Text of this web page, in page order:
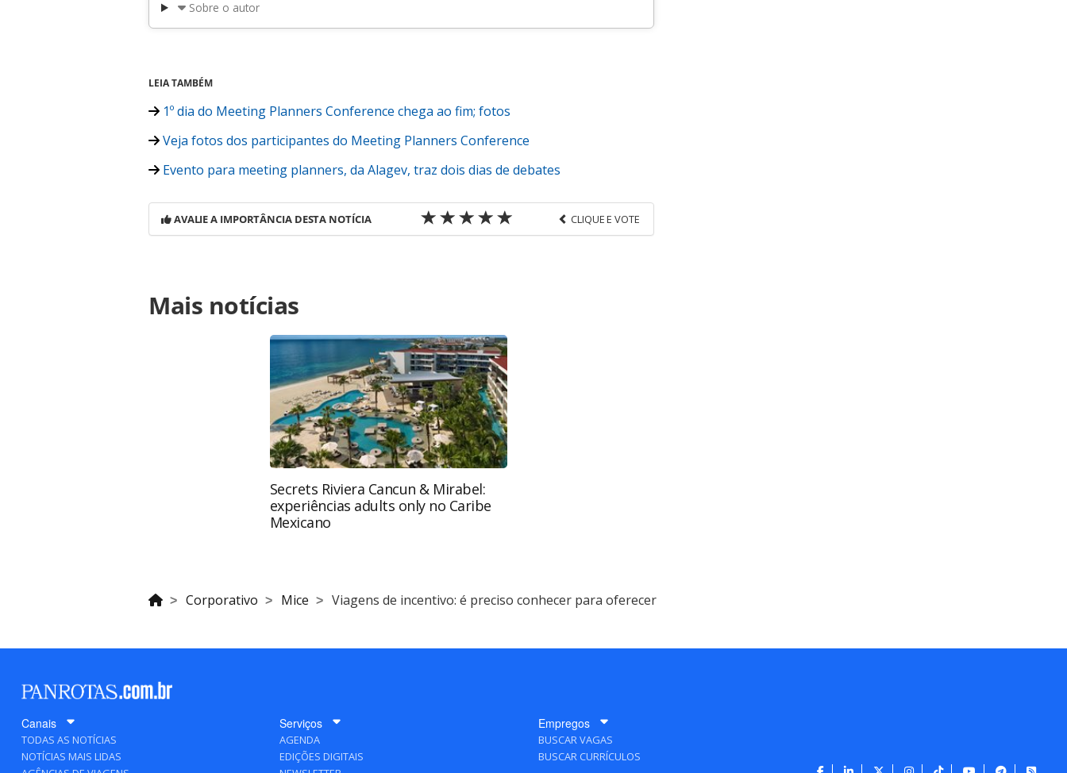
Sobre o autor
LEIA TAMBÉM
1º dia do Meeting Planners Conference chega ao fim; fotos
Veja fotos dos participantes do Meeting Planners Conference
Evento para meeting planners, da Alagev, traz dois dias de debates
AVALIE A IMPORTÂNCIA DESTA NOTÍCIA CLIQUE E VOTE
https://www.panrotas.com.br/viagens-corporativas/mice/2018/05/viagens-de-incentivos-
e-preciso-conhecer-para-oferecer_155668.html ou as ferramentas oferecidas na página.
Todo o conteúdo produzido pela PANROTAS Editora é protegido pela legislação
brasileira sobre direito autoral. Não reproduza o conteúdo sem autorização da
PANROTAS Editora (copyright@panrotas.com.br).
Mais notícias
Secrets Riviera Cancun & Mirabel:
experiências adults only no Caribe
Mexicano
Corporativo Mice Viagens de incentivo: é preciso conhecer para oferecer
Canais
TODAS AS NOTÍCIAS
NOTÍCIAS MAIS LIDAS
Serviços
AGENDA
EDIÇÕES DIGITAIS
Empregos
BUSCAR VAGAS
BUSCAR CURRÍCULOS